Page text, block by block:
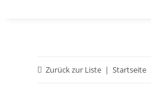
Zurück zur Liste Startseite